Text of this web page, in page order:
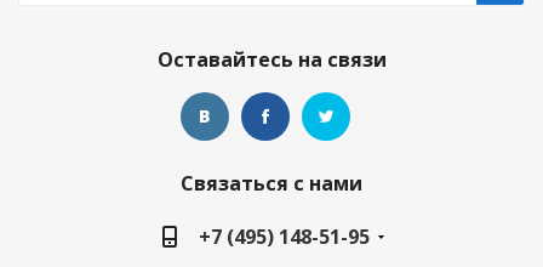
Оставайтесь на связи
Связаться с нами
+7 (495) 148-51-95